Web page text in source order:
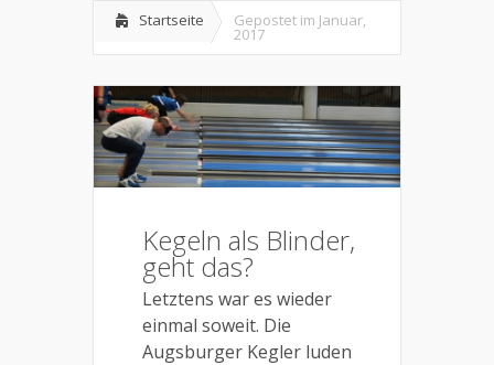
Startseite Gepostet im Januar,
2017
Kegeln als Blinder,
geht das?
Letztens war es wieder
einmal soweit. Die
Augsburger Kegler luden